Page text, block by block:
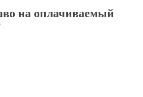
на оплачиваемый